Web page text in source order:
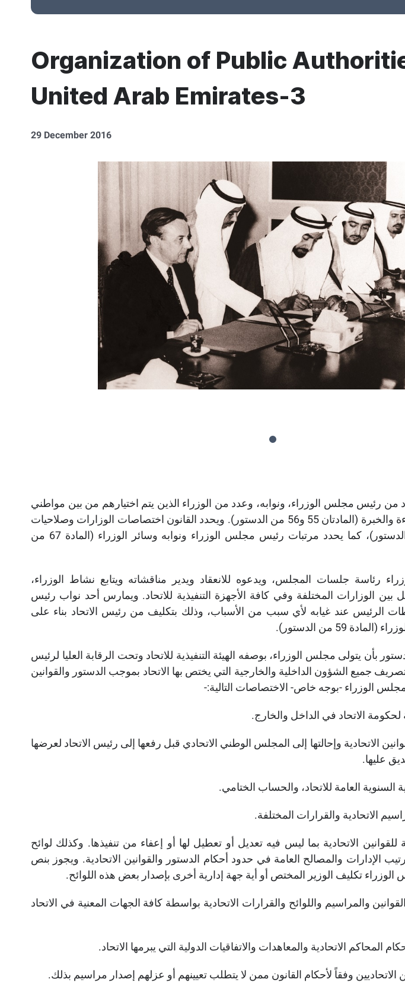
Organization of Public
United Arab Emirates-3
29 December 2016
من رئيس مجلس الوزراء، ونوابه، وعدد من الوزراء الذين يتم اختيارهم من بين مواطني
الاتحاد المشهود لهم بالكفاءة والخبرة (المادتان 55 و56 من الدستور). ويحدد القانون اختصاصات الوزارات وصلاحيات
كل وزير (المادة 58 من الدستور)، كما يحدد مرتبات رئيس مجلس الوزراء ونوابه وسائر الوزراء (المادة 67 من
رئاسة جلسات المجلس، ويدعوه للانعقاد ويدير مناقشاته ويتابع نشاط الوزراء،
الوزارات المختلفة وفي كافة الأجهزة التنفيذية للاتحاد. ويمارس أحد نواب رئيس
الرئيس عند غيابه لأي سبب من الأسباب، وذلك بتكليف من رئيس الاتحاد بناء على
59 من الدستور).
(60) من الدستور بأن يتولى مجلس الوزراء، بوصفه الهيئة التنفيذية للاتحاد وتحت الرقابة العليا لرئيس
جميع الشؤون الداخلية والخارجية التي يختص بها الاتحاد بموجب الدستور والقوانين
الوزراء -بوجه خاص- الاختصاصات التالية:-
لحكومة الاتحاد في الداخل والخارج.
الاتحادية وإحالتها إلى المجلس الوطني الاتحادي قبل رفعها إلى رئيس الاتحاد لعرضها
عليها.
السنوية العامة للاتحاد، والحساب الختامي.
الاتحادية والقرارات المختلفة.
للقوانين الاتحادية بما ليس فيه تعديل أو تعطيل لها أو إعفاء من تنفيذها. وكذلك لوائح
الإدارات والمصالح العامة في حدود أحكام الدستور والقوانين الاتحادية. ويجوز بنص
تكليف الوزير المختص أو أية جهة إدارية أخرى بإصدار بعض هذه اللوائح.
والمراسيم واللوائح والقرارات الاتحادية بواسطة كافة الجهات المعنية في الاتحاد
المحاكم الاتحادية والمعاهدات والاتفاقيات الدولية التي يبرمها الاتحاد.
وفقاً لأحكام القانون ممن لا يتطلب تعيينهم أو عزلهم إصدار مراسيم بذلك.